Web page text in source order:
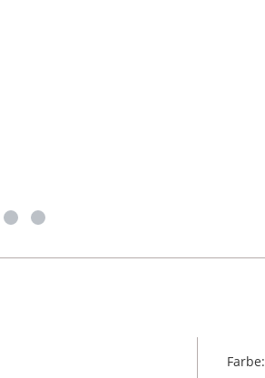
Farbe: